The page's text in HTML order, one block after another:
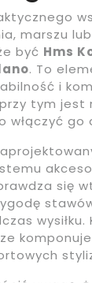
marszu
być Hms
. To
i
tym jest
włączyć
się
wysiłku.